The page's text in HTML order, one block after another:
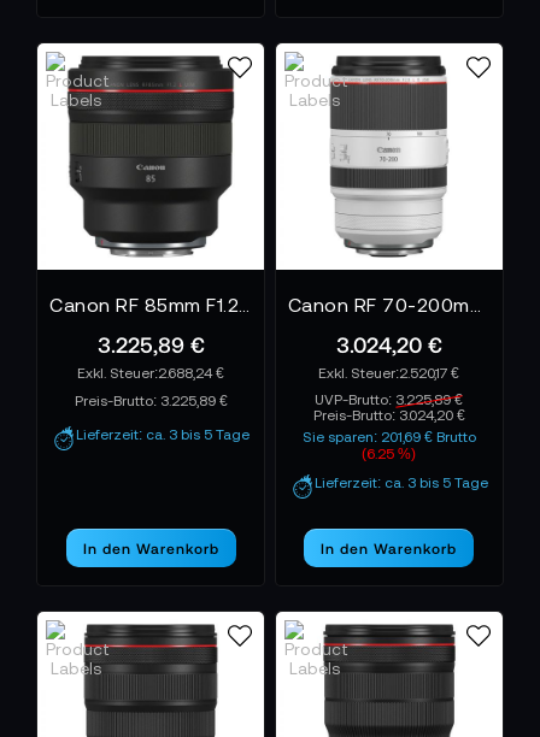
3.225,89 €
2.688,24 €
Preis-Brutto: 3.225,89 €
Lieferzeit: ca. 3 bis 5 Tage
In den Warenkorb
3.024,20 €
2.520,17 €
UVP-Brutto: 3.225,89 €
Preis-Brutto: 3.024,20 €
Sie sparen: 201,69 € Brutto
(6.25 %)
Lieferzeit: ca. 3 bis 5 Tage
In den Warenkorb